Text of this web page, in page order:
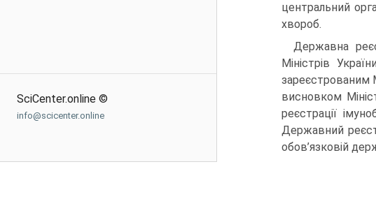
SciCenter.online ©
info@scicenter.online
центральний
хвороб.
Державна
Міністрів
зареєстрованим
висновком
реєстрації
Державний
обов’язковій